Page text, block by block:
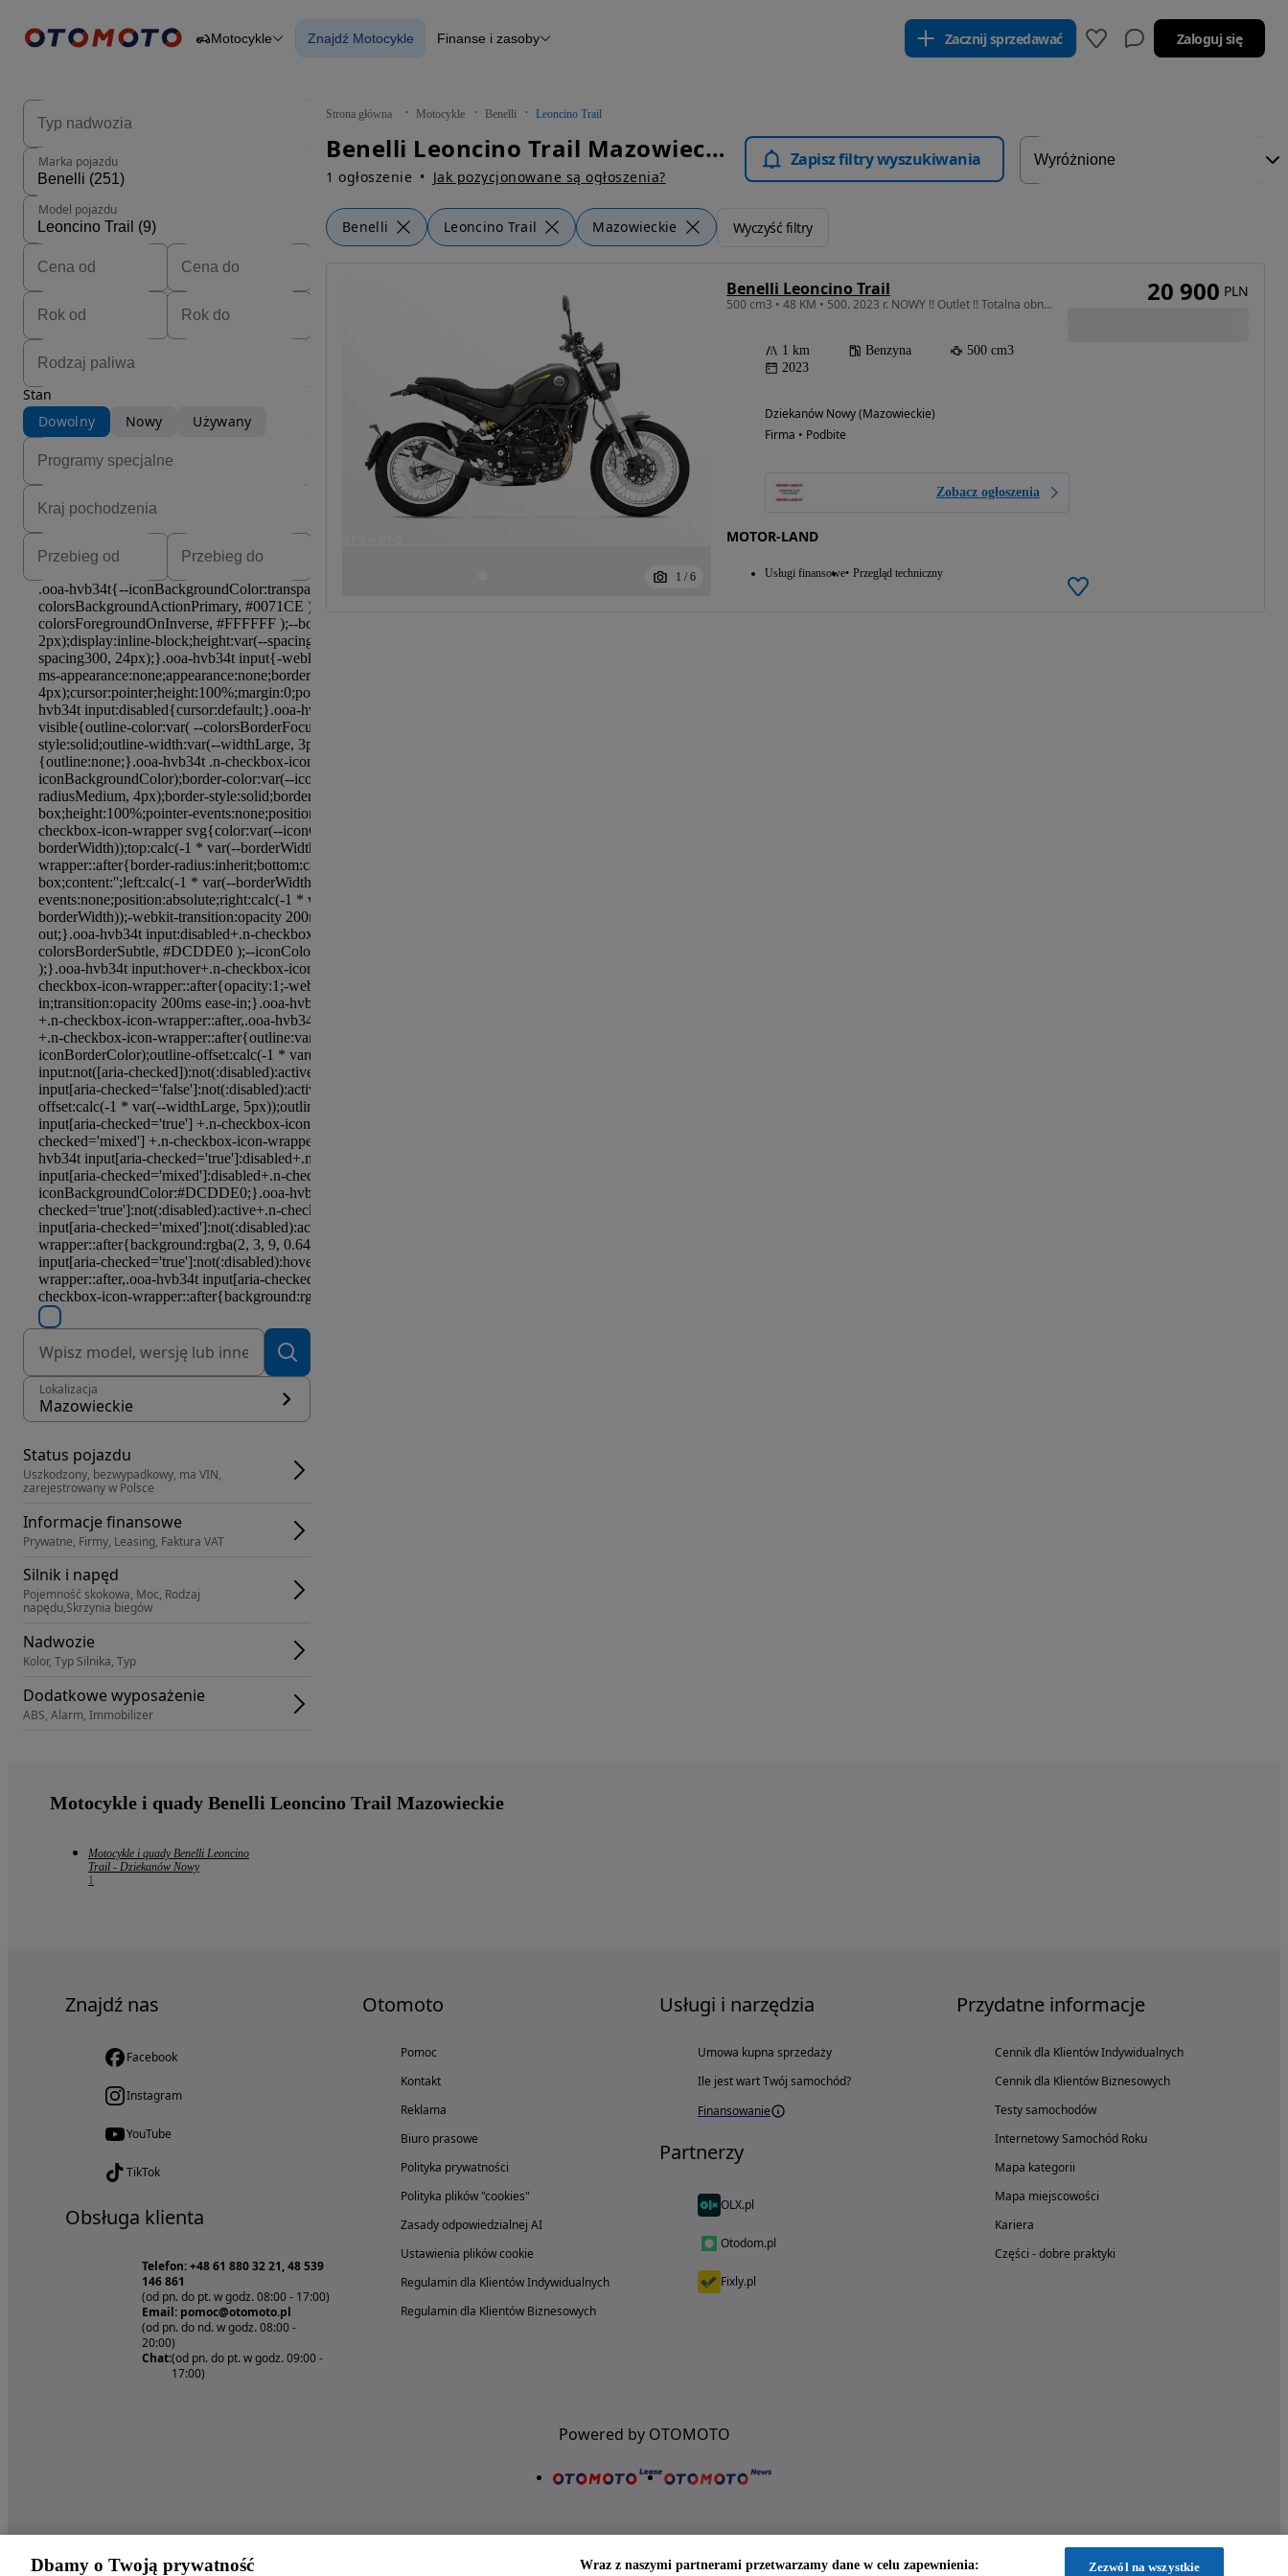
Osobowe
Motocykle Znajdź Motocykle Finanse i zasoby Zacznij sprzedawać Zaloguj się
Strona główna Motocykle Benelli Leoncino Trail
Benelli Leoncino Trail Mazowieckie - Motocykle
1 ogłoszenie Jak pozycjonowane są ogłoszenia?
Zapisz filtry wyszukiwania
Benelli Leoncino Trail Mazowieckie Wyczyść filtry
Marka pojazdu
Model pojazdu
Stan
Dowolny
Nowy Używany
Lokalizacja
Mazowieckie
Status pojazdu
Uszkodzony, bezwypadkowy, ma VIN,
zarejestrowany w Polsce
Informacje finansowe
Prywatne, Firmy, Leasing, Faktura VAT
Silnik i napęd
Pojemność skokowa, Moc, Rodzaj
napędu,Skrzynia biegów
Nadwozie
Kolor, Typ Silnika, Typ
Dodatkowe wyposażenie
ABS, Alarm, Immobilizer
1 / 6
Benelli Leoncino Trail
500 cm3 • 48 KM • 500. 2023 r. NOWY !! Outlet !! Totalna obniżka !!
1 km Benzyna
500 cm3
2023
Dziekanów Nowy (Mazowieckie)
Firma • Podbite
Zobacz ogłoszenia
MOTOR-LAND
Usługi finansowe Przegląd techniczny
20 900 PLN
Motocykle i quady Benelli Leoncino Trail Mazowieckie
Motocykle i quady Benelli Leoncino
Trail - Dziekanów Nowy
1
Znajdź nas
Facebook
Instagram
YouTube
TikTok
Obsługa klienta
Telefon: +48 61 880 32 21, 48 539
146 861
(od pn. do pt. w godz. 08:00 - 17:00)
Email: pomoc@otomoto.pl
(od pn. do nd. w godz. 08:00 -
20:00)
Chat:(od pn. do pt. w godz. 09:00 -
17:00)
Otomoto
Pomoc
Kontakt
Reklama
Biuro prasowe
Polityka prywatności
Polityka plików "cookies"
Zasady odpowiedzialnej AI
Ustawienia plików cookie
Regulamin dla Klientów Indywidualnych
Regulamin dla Klientów Biznesowych
Usługi i narzędzia
Umowa kupna sprzedaży
Ile jest wart Twój samochód?
Finansowanie
Partnerzy
OLX.pl
Otodom.pl
Fixly.pl
Przydatne informacje
Cennik dla Klientów Indywidualnych
Cennik dla Klientów Biznesowych
Testy samochodów
Internetowy Samochód Roku
Mapa kategorii
Mapa miejscowości
Kariera
Części - dobre praktyki
Powered by OTOMOTO
Dbamy o Twoją prywatność Wraz z naszymi partnerami przetwarzamy dane w celu zapewnienia: Zezwól na wszystkie